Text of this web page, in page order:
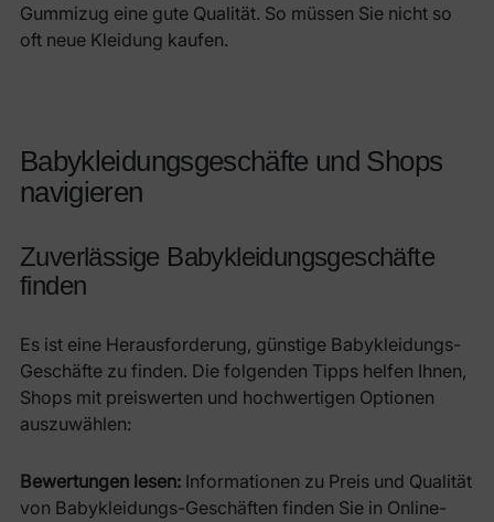
Gummizug eine gute Qualität. So müssen Sie nicht so
oft neue Kleidung kaufen.
Babykleidungsgeschäfte und Shops
navigieren
Zuverlässige Babykleidungsgeschäfte
finden
Es ist eine Herausforderung, günstige Babykleidungs-
Geschäfte zu finden. Die folgenden Tipps helfen Ihnen,
Shops mit preiswerten und hochwertigen Optionen
auszuwählen:
Bewertungen lesen: Informationen zu Preis und Qualität
von Babykleidungs-Geschäften finden Sie in Online-